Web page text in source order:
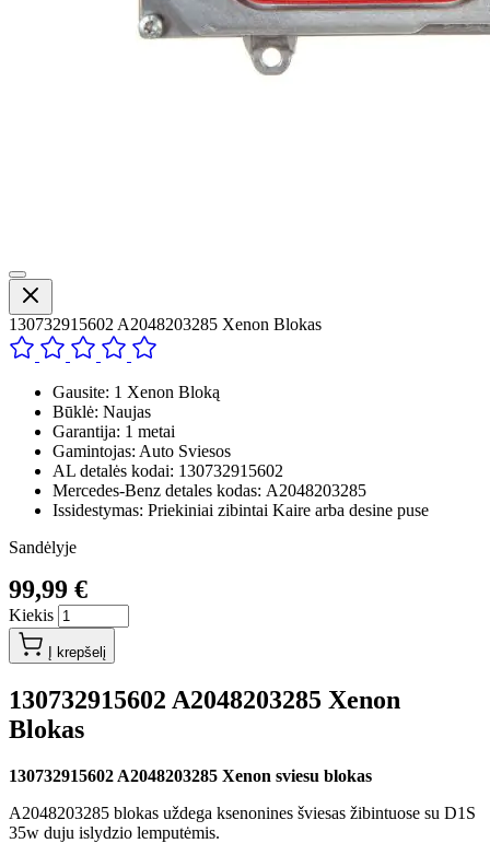
130732915602 A2048203285 Xenon Blokas
Gausite: 1 Xenon Bloką
Būklė: Naujas
Garantija: 1 metai
Gamintojas: Auto Sviesos
AL detalės kodai: 130732915602
Mercedes-Benz detales kodas: A2048203285
Issidestymas: Priekiniai zibintai Kaire arba desine puse
Sandėlyje
99,99 €
Kiekis
Į krepšelį
130732915602 A2048203285 Xenon
Blokas
130732915602 A2048203285 Xenon sviesu blokas
A2048203285 blokas uždega ksenonines šviesas žibintuose su D1S
35w duju islydzio lemputėmis.